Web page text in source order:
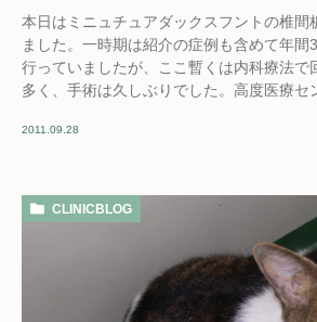
本日はミニュチュアダックスフントの椎間
ました。一時期は紹介の症例も含めて年間
行っていましたが、ここ暫くは内科療法で
多く、手術は久しぶりでした。高度医療
2011.09.28
CLINICBLOG